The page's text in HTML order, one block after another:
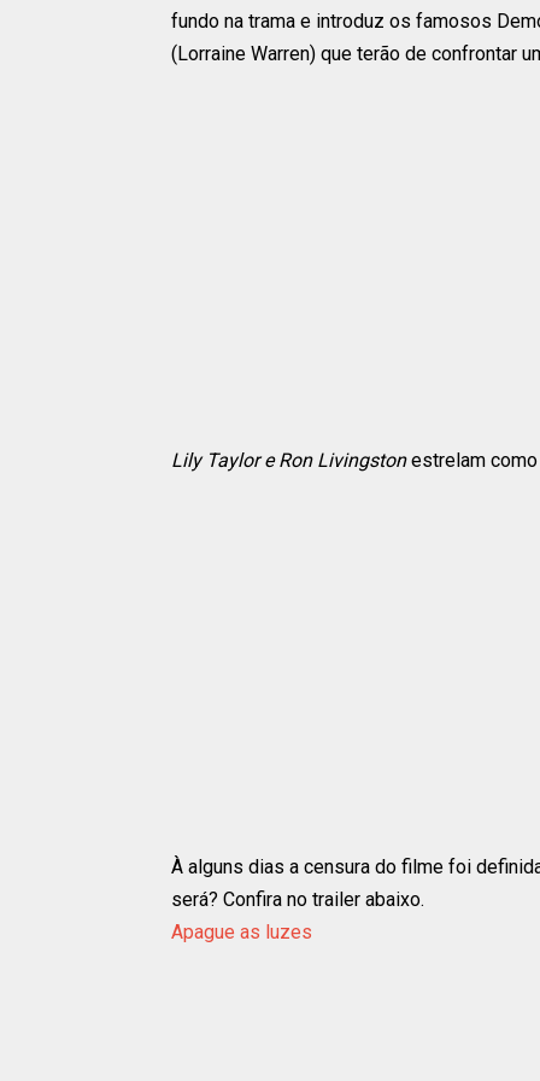
fundo na trama e introduz os famosos
(Lorraine Warren) que terão de confrontar
Lily Taylor e Ron Livingstonestrelam
À alguns dias a censura do filme foi
será? Confira no trailer abaixo.
Apague as luzes